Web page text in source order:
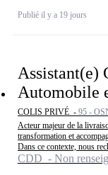
Publié il y a 19 jours
Assistant(e)
Automobile
COLIS PRIVÉ - 95 -
Acteur majeur de la
transformation et
Dans ce contexte, nous
CDD - Non